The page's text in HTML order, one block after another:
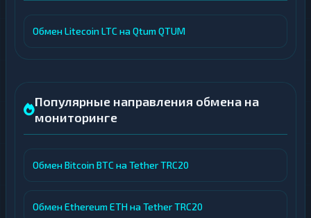
Обмен Litecoin LTC на Qtum QTUM
Популярные направления обмена на
мониторинге
Обмен Bitcoin BTC на Tether TRC20
Обмен Ethereum ETH на Tether TRC20